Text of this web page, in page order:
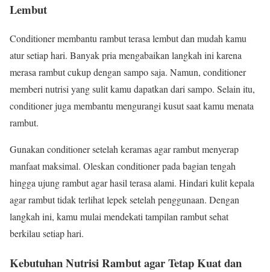
Lembut
Conditioner membantu rambut terasa lembut dan mudah kamu
atur setiap hari. Banyak pria mengabaikan langkah ini karena
merasa rambut cukup dengan sampo saja. Namun, conditioner
memberi nutrisi yang sulit kamu dapatkan dari sampo. Selain itu,
conditioner juga membantu mengurangi kusut saat kamu menata
rambut.
Gunakan conditioner setelah keramas agar rambut menyerap
manfaat maksimal. Oleskan conditioner pada bagian tengah
hingga ujung rambut agar hasil terasa alami. Hindari kulit kepala
agar rambut tidak terlihat lepek setelah penggunaan. Dengan
langkah ini, kamu mulai mendekati tampilan rambut sehat
berkilau setiap hari.
Kebutuhan Nutrisi Rambut agar Tetap Kuat dan